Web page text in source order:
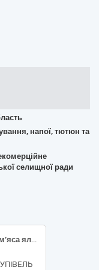
напої, тютюн та
селищної ради
Блоки заморожені із знежилованого м’яса яловичини 1 сорту